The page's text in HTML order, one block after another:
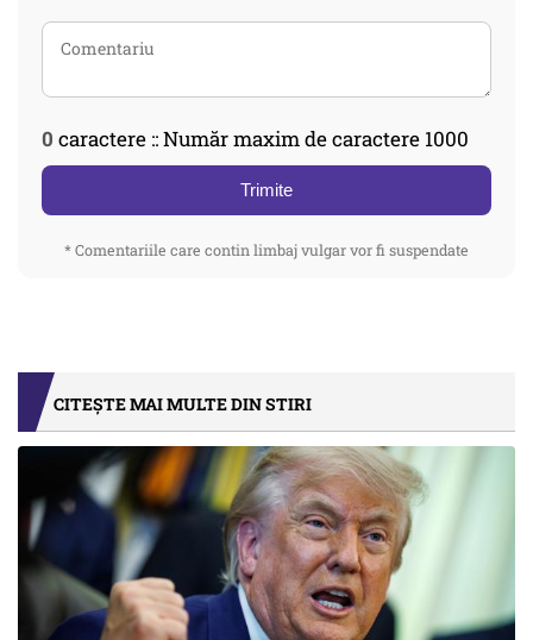
0 caractere :: Număr maxim de caractere 1000
Trimite
* Comentariile care contin limbaj vulgar vor fi suspendate
CITEȘTE MAI MULTE DIN STIRI